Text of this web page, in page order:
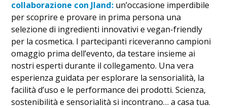
collaborazione con Jland: un’occasione imperdibile
per scoprire e provare in prima persona una
selezione di ingredienti innovativi e vegan-friendly
per la cosmetica. I partecipanti riceveranno campioni
omaggio prima dell’evento, da testare insieme ai
nostri esperti durante il collegamento. Una vera
esperienza guidata per esplorare la sensorialità, la
facilità d’uso e le performance dei prodotti. Scienza,
sostenibilità e sensorialità si incontrano… a casa tua.